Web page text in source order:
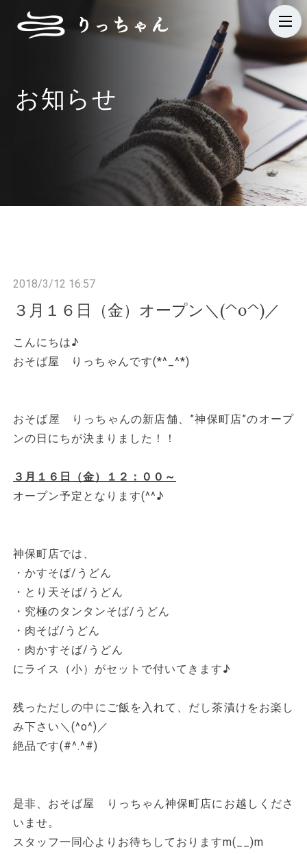
お知らせ
2018/3/12 16:57
３月１６日（金）オープン＼(^o^)／
こんにちは♪
おそば屋 りっちゃんです(*^_^*)
おそば屋 りっちゃんの新店舗、”神保町店”のオープ
ンの日にちが決まりました！！
３月１６日（金）１２：００～
オープン予定となります(^^♪
神保町店では、
・かすそば/うどん
・とり天そば/うどん
・究極のタンタンそば/うどん
・肉そば/うどん
・肉かすそば/うどん
にライス（小）がセットで付いてきます♪
残っただしの中にご飯を入れて、だし茶漬けをお楽し
み下さい＼(^o^)／
絶品です(#^.^#)
是非、おそば屋 りっちゃん神保町店にお越しくださ
いませ。
スタッフ一同心よりお待ちしておりますm(__)m
t
o
g
l
n
a
i